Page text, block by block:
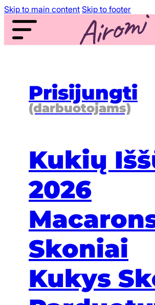
Skip to main content Skip to footer
Prisijungti
(darbuotojams)
Kukių
2026
Skoniai
Kukys